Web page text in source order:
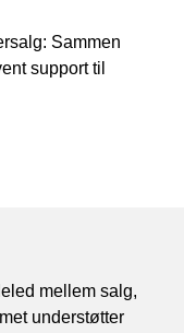
Sammen
support til
mellem salg,
understøtter